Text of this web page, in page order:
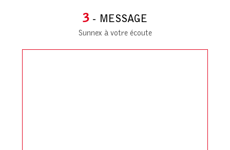
3 - MESSAGE
Sunnex à votre écoute